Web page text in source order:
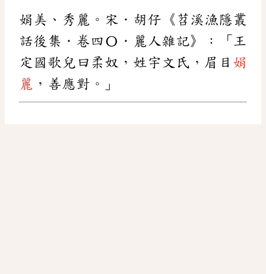
娟美、秀麗。宋．胡仔《苕溪漁隱叢
話後集．卷四〇．麗人雜記》：「王
定國歌兒曰柔奴，姓宇文氏，眉目 娟
麗 ，善應對。」